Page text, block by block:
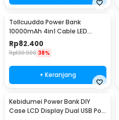
Tollcuudda Power Bank
10000mAh 4in1 Cable LED
Flashlight USB Port - Tol1
Rp82.400
Rp130.900 38%
+ Keranjang
Kebidumei Power Bank DIY
Case LCD Display Dual USB Port